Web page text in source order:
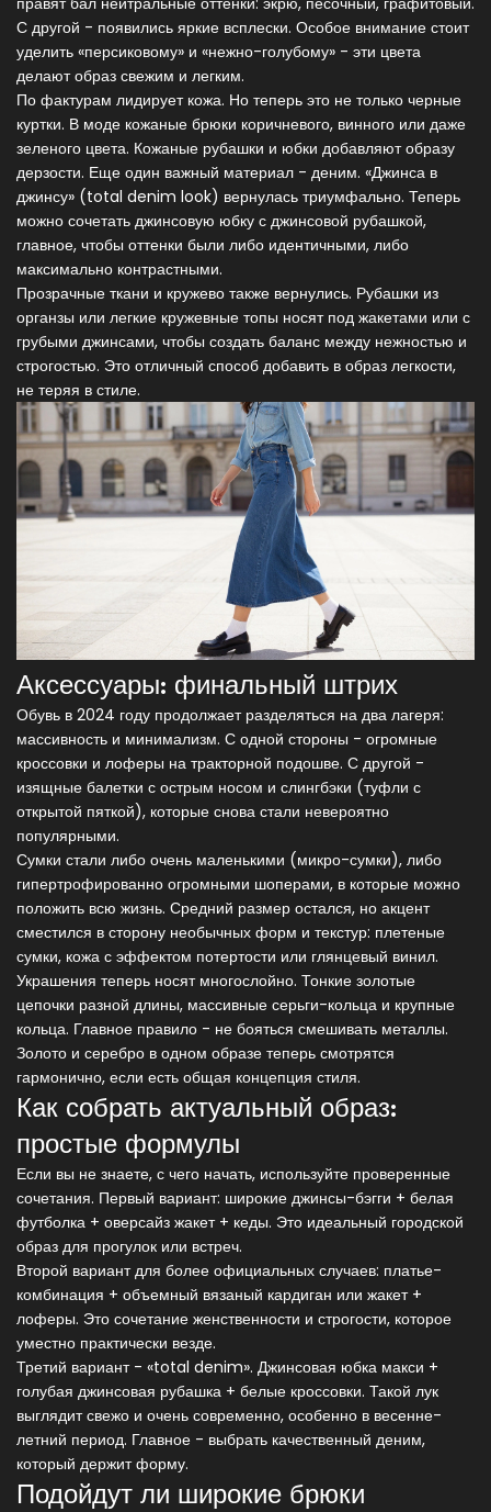
С другой - появились яркие всплески. Особое внимание стоит
уделить «персиковому» и «нежно-голубому» - эти цвета
делают образ свежим и легким.
По фактурам лидирует кожа. Но теперь это не только черные
куртки. В моде кожаные брюки коричневого, винного или даже
зеленого цвета. Кожаные рубашки и юбки добавляют образу
дерзости. Еще один важный материал - деним. «Джинса в
джинсу» (total denim look) вернулась триумфально. Теперь
можно сочетать джинсовую юбку с джинсовой рубашкой,
главное, чтобы оттенки были либо идентичными, либо
максимально контрастными.
Прозрачные ткани и кружево также вернулись. Рубашки из
органзы или легкие кружевные топы носят под жакетами или с
грубыми джинсами, чтобы создать баланс между нежностью и
строгостью. Это отличный способ добавить в образ легкости,
не теряя в стиле.
Аксессуары: финальный штрих
Обувь в 2024 году продолжает разделяться на два лагеря:
массивность и минимализм. С одной стороны - огромные
кроссовки и лоферы на тракторной подошве. С другой -
изящные балетки с острым носом и слингбэки (туфли с
открытой пяткой), которые снова стали невероятно
популярными.
Сумки стали либо очень маленькими (микро-сумки), либо
гипертрофированно огромными шоперами, в которые можно
положить всю жизнь. Средний размер остался, но акцент
сместился в сторону необычных форм и текстур: плетеные
сумки, кожа с эффектом потертости или глянцевый винил.
Украшения теперь носят многослойно. Тонкие золотые
цепочки разной длины, массивные серьги-кольца и крупные
кольца. Главное правило - не бояться смешивать металлы.
Золото и серебро в одном образе теперь смотрятся
гармонично, если есть общая концепция стиля.
Как собрать актуальный образ:
простые формулы
Если вы не знаете, с чего начать, используйте проверенные
сочетания. Первый вариант: широкие джинсы-бэгги + белая
футболка + оверсайз жакет + кеды. Это идеальный городской
образ для прогулок или встреч.
Второй вариант для более официальных случаев: платье-
комбинация + объемный вязаный кардиган или жакет +
лоферы. Это сочетание женственности и строгости, которое
уместно практически везде.
Третий вариант - «total denim». Джинсовая юбка макси +
голубая джинсовая рубашка + белые кроссовки. Такой лук
выглядит свежо и очень современно, особенно в весенне-
летний период. Главное - выбрать качественный деним,
который держит форму.
Подойдут ли широкие брюки